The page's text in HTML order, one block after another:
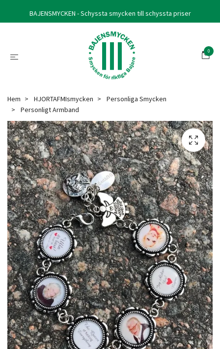
BAJENSMYCKEN - Schyssta smycken till schyssta priser
0
Hem HJORTAFMIsmycken
Personliga Smycken
Personligt Armband